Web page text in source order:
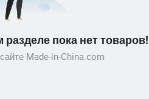
пока нет товаров!
Made-in-China.com